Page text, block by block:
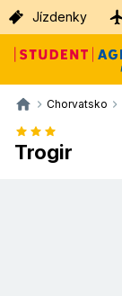
Jízdenky
Chorvatsko
Trogir